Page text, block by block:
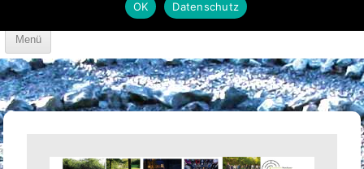
Menü
Skip to content
OK
Datenschutz